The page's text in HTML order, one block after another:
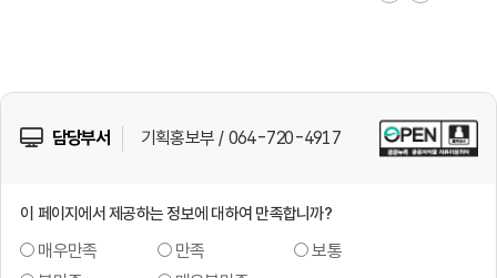
담당부서 기획홍보부 / 064-720-4917
이 페이지에서 제공하는 정보에 대하여 만족합니까?
매우만족 만족
보통